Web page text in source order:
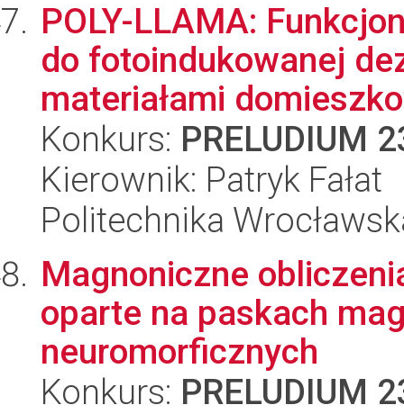
POLY-LLAMA:
do fotoindukowanej
materiałami
Konkurs: PRELUDIUM
Kierownik: Patryk Fałat
Politechnika
Magnoniczne
oparte na paskach
neuromorficznych
Konkurs: PRELUDIUM